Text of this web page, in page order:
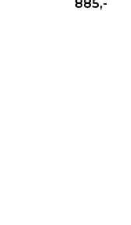
885,-